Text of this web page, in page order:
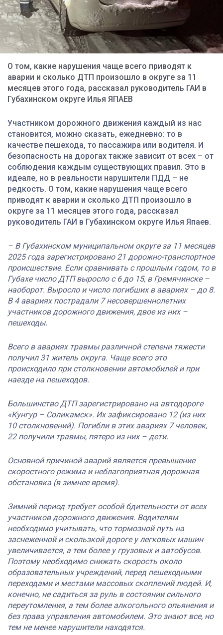
О том, какие нарушения чаще всего приводят к
аварии и сколько ДТП произошло в округе за 11
месяцев этого года, рассказал руководитель ГАИ в
Губахинском округе Илья ЯПАЕВ
Участником дорожного движения каждый из нас
становится, можно сказать, ежедневно: то в
качестве пешехода, то пассажира или водителя. И
безопасность на дорогах также зависит от всех – от
соблюдения каждым существующих правил. Это в
идеале, но в реальности нарушители ПДД – не
редкость. О том, какие нарушения чаще всего
приводят к аварии и сколько ДТП произошло в
округе за 11 месяцев этого года, рассказал
руководитель ГАИ в Губахинском округе Илья Япаев.
– В Губахинском муниципальном округе за 11 месяцев
2025 года зарегистрировано 21 дорожно-транспортное
происшествие. Если сравнивать с прошлым годом, то в
Губахе число ДТП выросло с 6 до 15, в Гремячинске –
наоборот. Выросло и число погибших в авариях – до 8.
В 4 авариях пострадали 7 несовершеннолетних
участников дорожного движения, двое из них –
пешеходы.
Всего в авариях травмы различной степени тяжести
получил 31 житель округа. Чаще всего это
происходило при столкновении автомобилей и при
наезде на пешеходов.
Большинство ДТП зарегистрировано на автодороге
«Кунгур – Соликамск». Их зафиксировано 12 (из них
10 столкновений). Погибли в этих авариях 7 человек,
22 получили травмы, пятеро из них – дети.
Основной причиной аварий является превышение
скоростного режима и неблагоприятная дорожная
обстановка (в зимнее время).
Зимний период требует особой бдительности от всех
участников дорожного движения. Водителям
необходимо учитывать, что тормозной путь на
заснеженной и скользкой дороге у легковых машин
увеличивается, а тем более у грузовых и автобусов.
Поэтому необходимо снижать скорость около
образовательных учреждений, перед пешеходными
переходами и местами массовых скоплений людей. И,
конечно, не садиться за руль в состоянии сильного
переутомления, а тем более алкогольного опьянения и
без права управления автомобилем. Это знают все, но
тем не менее нарушители находятся.